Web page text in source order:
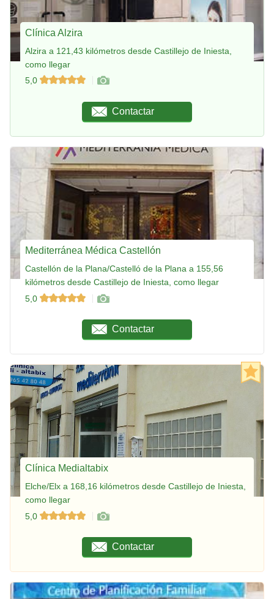
Clínica Alzira
Alzira a 121,43 kilómetros desde Castillejo de Iniesta,
como llegar
5,0
Contactar
Mediterránea Médica Castellón
Castellón de la Plana/Castelló de la Plana a 155,56
kilómetros desde Castillejo de Iniesta, como llegar
5,0
Contactar
Clínica Medialtabix
Elche/Elx a 168,16 kilómetros desde Castillejo de Iniesta,
como llegar
5,0
Contactar